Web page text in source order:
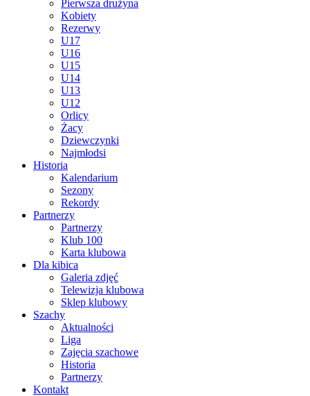
Pierwsza drużyna
Kobiety
Rezerwy
U17
U16
U15
U14
U13
U12
Orlicy
Żacy
Dziewczynki
Najmłodsi
Historia
Kalendarium
Sezony
Rekordy
Partnerzy
Partnerzy
Klub 100
Karta klubowa
Dla kibica
Galeria zdjęć
Telewizja klubowa
Sklep klubowy
Szachy
Aktualności
Liga
Zajęcia szachowe
Historia
Partnerzy
Kontakt